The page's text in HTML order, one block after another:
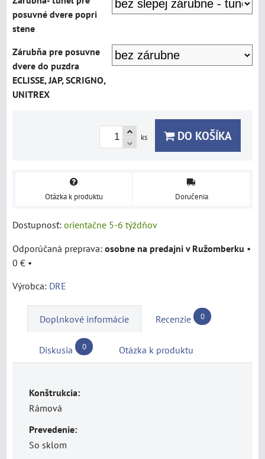
posuvné dvere popri
stene
Zárubňa pre posuvne
dvere do puzdra
ECLISSE, JAP, SCRIGNO,
UNITREX
ks DO KOŠÍKA
Otázka k produktu Doručenia
Dostupnosť: orientačne 5-6 týždňov
osobne na predajni v Ružomberku •
0 € •
Výrobca: DRE
Doplnkové informácie Recenzie 0
Diskusia 0 Otázka k produktu
Konštrukcia:
Rámová
Prevedenie:
So sklom